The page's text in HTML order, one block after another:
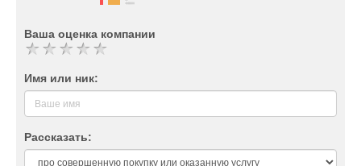
Ваша оценка компании
Имя или ник:
Рассказать: